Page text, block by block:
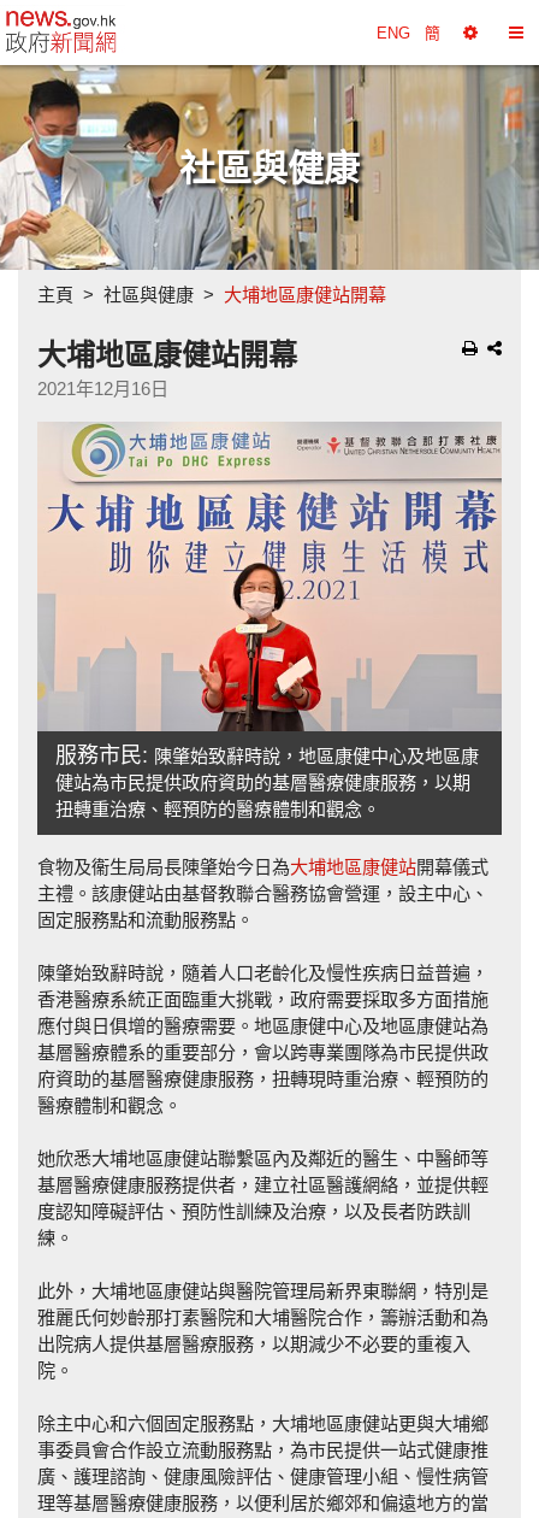
政府新聞網主頁 ENG 簡
擇
換
目
錄
社區與健康
主頁 社區與健康 大埔地區康健站開幕
大埔地區康健站開幕
2021年12月16日
服務市民: 陳肇始致辭時說，地區康健中心及地區康
健站為市民提供政府資助的基層醫療健康服務，以期
扭轉重治療、輕預防的醫療體制和觀念。
食物及衞生局局長陳肇始今日為大埔地區康健站開幕儀式
主禮。該康健站由基督教聯合醫務協會營運，設主中心、
固定服務點和流動服務點。
陳肇始致辭時說，隨着人口老齡化及慢性疾病日益普遍，
香港醫療系統正面臨重大挑戰，政府需要採取多方面措施
應付與日俱增的醫療需要。地區康健中心及地區康健站為
基層醫療體系的重要部分，會以跨專業團隊為市民提供政
府資助的基層醫療健康服務，扭轉現時重治療、輕預防的
醫療體制和觀念。
她欣悉大埔地區康健站聯繫區內及鄰近的醫生、中醫師等
基層醫療健康服務提供者，建立社區醫護網絡，並提供輕
度認知障礙評估、預防性訓練及治療，以及長者防跌訓
練。
此外，大埔地區康健站與醫院管理局新界東聯網，特別是
雅麗氏何妙齡那打素醫院和大埔醫院合作，籌辦活動和為
出院病人提供基層醫療服務，以期減少不必要的重複入
院。
除主中心和六個固定服務點，大埔地區康健站更與大埔鄉
事委員會合作設立流動服務點，為市民提供一站式健康推
廣、護理諮詢、健康風險評估、健康管理小組、慢性病管
理等基層醫療健康服務，以便利居於鄉郊和偏遠地方的當